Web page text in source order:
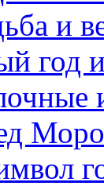
и
год